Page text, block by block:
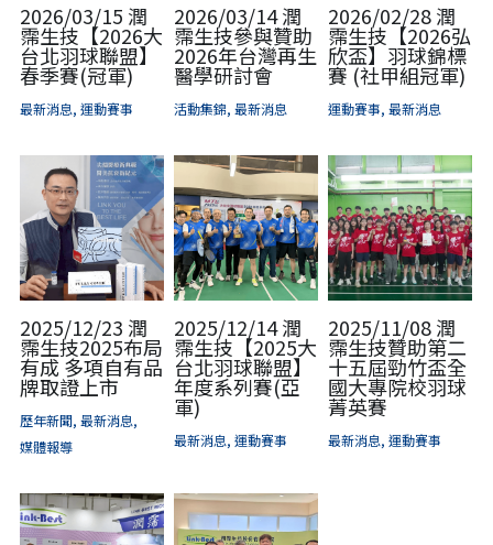
2026/03/15 潤
霈生技【2026大
台北羽球聯盟】
春季賽(冠軍)
最新消息, 運動賽事
2026/03/14 潤
霈生技參與贊助
2026年台灣再生
醫學研討會
活動集錦, 最新消息
2026/02/28 潤
霈生技【2026弘
欣盃】羽球錦標
賽 (社甲組冠軍)
運動賽事, 最新消息
2025/12/23 潤
霈生技2025布局
有成 多項自有品
牌取證上市
歷年新聞, 最新消息,
媒體報導
2025/12/14 潤
霈生技【2025大
台北羽球聯盟】
年度系列賽(亞
軍)
最新消息, 運動賽事
2025/11/08 潤
霈生技贊助第二
十五屆勁竹盃全
國大專院校羽球
菁英賽
最新消息, 運動賽事